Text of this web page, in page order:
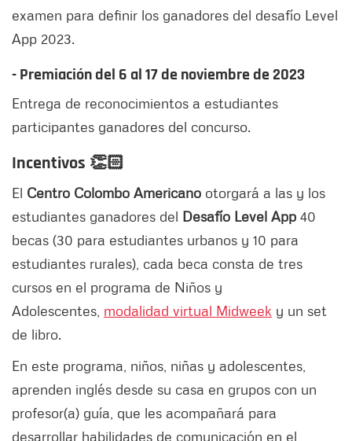
examen para definir los ganadores del desafío Level
App 2023.
- Premiación del 6 al 17 de noviembre de 2023
Entrega de reconocimientos a estudiantes
participantes ganadores del concurso.
Incentivos 👏🏻
El Centro Colombo Americano otorgará a las y los
estudiantes ganadores del Desafío Level App 40
becas (30 para estudiantes urbanos y 10 para
estudiantes rurales), cada beca consta de tres
cursos en el programa de Niños y
Adolescentes, modalidad virtual Midweek y un set
de libro.
En este programa, niños, niñas y adolescentes,
aprenden inglés desde su casa en grupos con un
profesor(a) guía, que les acompañará para
desarrollar habilidades de comunicación en el